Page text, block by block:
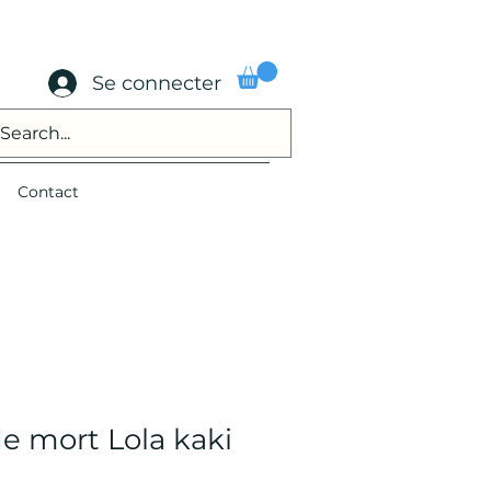
Se connecter
Contact
mort Lola kaki